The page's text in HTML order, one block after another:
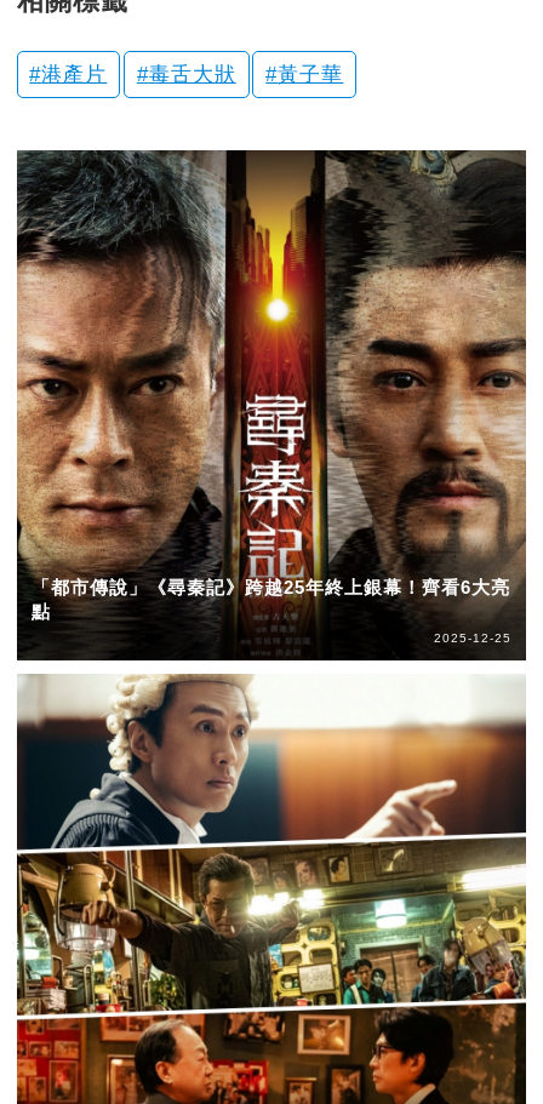
港產片 毒舌大狀 黃子華
「都市傳說」《尋秦記》跨越25年終上銀幕！齊看6大亮
點
2025-12-25